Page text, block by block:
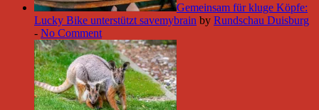
Gemeinsam für kluge Köpfe:
Lucky Bike unterstützt savemybrain by Rundschau Duisburg
- No Comment